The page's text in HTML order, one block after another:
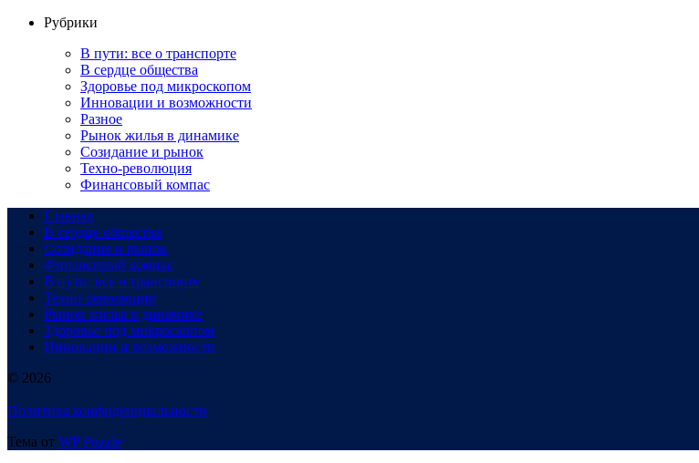
Рубрики
В пути: все о транспорте
В сердце общества
Здоровье под микроскопом
Инновации и возможности
Разное
Рынок жилья в динамике
Созидание и рынок
Техно-революция
Финансовый компас
Главная
В сердце общества
Созидание и рынок
Финансовый компас
В пути: все о транспорте
Техно-революция
Рынок жилья в динамике
Здоровье под микроскопом
Инновации и возможности
© 2026
Политика конфиденциальности
Тема от WP Puzzle